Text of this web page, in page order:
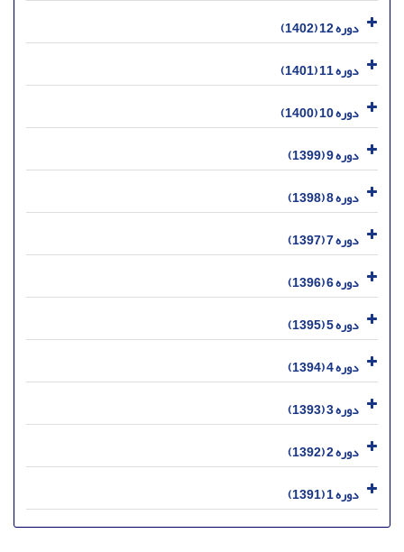
دوره 12 (1402)
دوره 11 (1401)
دوره 10 (1400)
دوره 9 (1399)
دوره 8 (1398)
دوره 7 (1397)
دوره 6 (1396)
دوره 5 (1395)
دوره 4 (1394)
دوره 3 (1393)
دوره 2 (1392)
دوره 1 (1391)